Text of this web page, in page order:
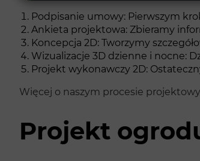
Podpisanie umowy: Pierwszym
Ankieta projektowa: Zbieramy
Koncepcja 2D: Tworzymy
Wizualizacje 3D dzienne i nocne:
Projekt wykonawczy 2D:
Więcej o naszym procesie
Projekt